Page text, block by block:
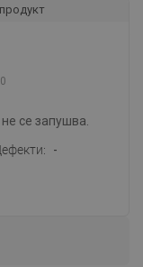
се запушва.
-